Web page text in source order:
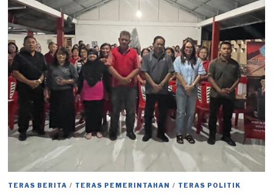
2
0
2
6
TERAS BERITA / TERAS PEMERINTAHAN / TERAS POLITIK